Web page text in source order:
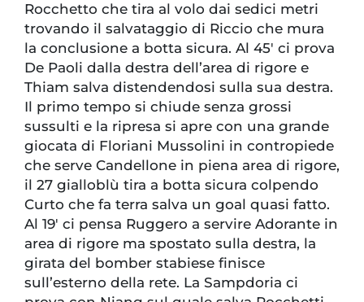
Rocchetto che tira al volo dai sedici metri
trovando il salvataggio di Riccio che mura
la conclusione a botta sicura. Al 45′ ci prova
De Paoli dalla destra dell’area di rigore e
Thiam salva distendendosi sulla sua destra.
Il primo tempo si chiude senza grossi
sussulti e la ripresa si apre con una grande
giocata di Floriani Mussolini in contropiede
che serve Candellone in piena area di rigore,
il 27 gialloblù tira a botta sicura colpendo
Curto che fa terra salva un goal quasi fatto.
Al 19′ ci pensa Ruggero a servire Adorante in
area di rigore ma spostato sulla destra, la
girata del bomber stabiese finisce
sull’esterno della rete. La Sampdoria ci